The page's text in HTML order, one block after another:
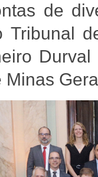
de
Tribunal
Minas